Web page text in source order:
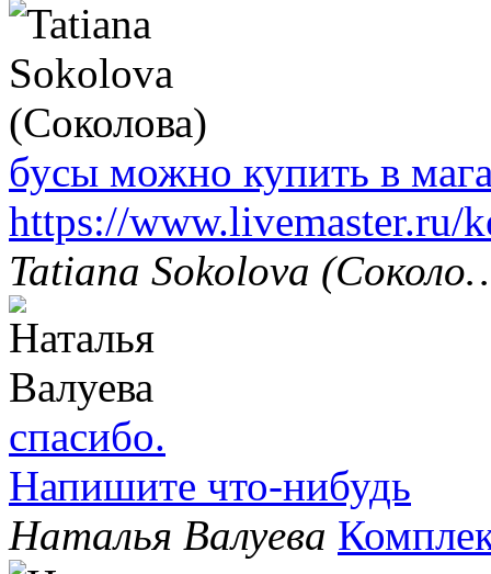
бусы можно купить в
https://www.livemaster.ru/
Tatiana Sokolova
спасибо.
Напишите что-нибудь
Наталья Валуева